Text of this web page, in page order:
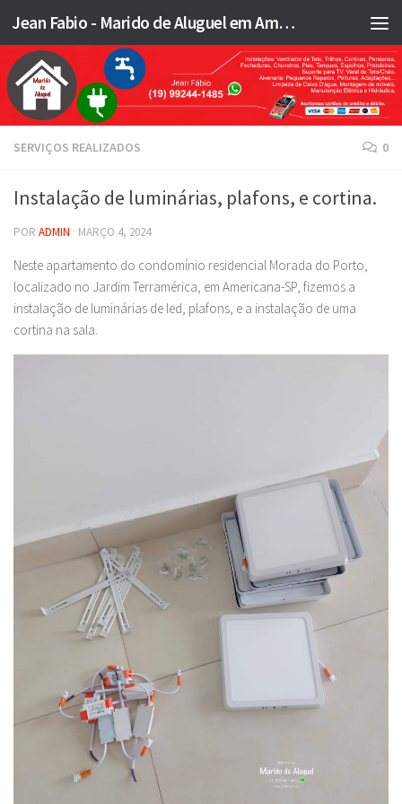
Skip to content Jean Fabio - Marido de Aluguel em Americana SP e região - JFMA
SERVIÇOS REALIZADOS 0
Instalação de luminárias, plafons, e cortina.
POR ADMIN · MARÇO 4, 2024
Neste apartamento do condomínio residencial Morada do Porto,
localizado no Jardim Terramérica, em Americana-SP, fizemos a
instalação de luminárias de led, plafons, e a instalação de uma
cortina na sala.